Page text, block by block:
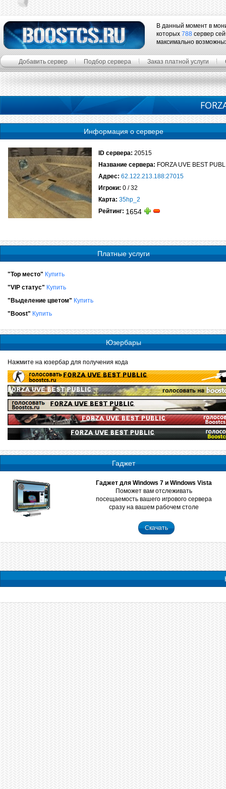
В данный момент в
которых 788 сервер
максимально
Добавить сервер Подбор сервера Заказ платной услуги
Информация о сервере
ID сервера: 20515
Название сервера: FORZA UVE BEST
Адрес: 62.122.213.188:27015
Игроки: 0 / 32
Карта: 35hp_2
Рейтинг: 1654
Платные услуги
"Top место" Купить
"VIP статус" Купить
"Выделение цветом" Купить
"Boost" Купить
Юзербары
Нажмите на юзербар для получения кода
Гаджет
Гаджет для Windows 7 и Windows Vista
Поможет вам отслеживать
посещаемость вашего игрового сервера
сразу на вашем рабочем столе
Скачать